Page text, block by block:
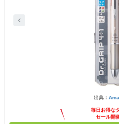
出典：
毎日お得な
セール開